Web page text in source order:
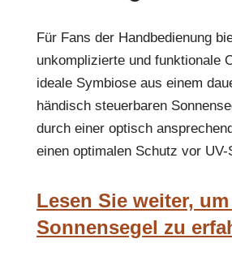
Für Fans der Handbedienung
unkomplizierte und funktionale
ideale Symbiose aus einem
händisch steuerbaren
durch einer optisch
einen optimalen Schutz vor UV-
Lesen Sie weiter,
Sonnensegel zu